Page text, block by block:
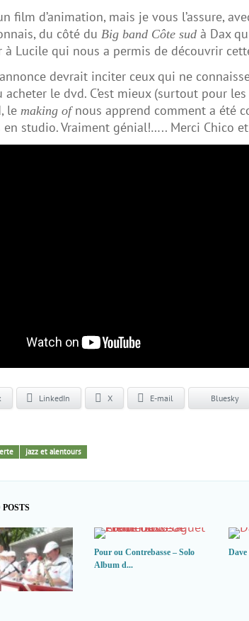
film d’animation, mais je vous l’assure,
du côté du Big band Côte sud à Dax
à Lucile qui nous a permis de découvrir
devrait inciter ceux qui ne
acheter le dvd. C’est mieux (surtout pour
le making ofnous apprend comment a été
en studio. Vraiment génial!….. Merci Chico
LinkedIn X E-mail Bluesky
jazz et alentours
Pour ou Contrebasse – Solo
Album d...